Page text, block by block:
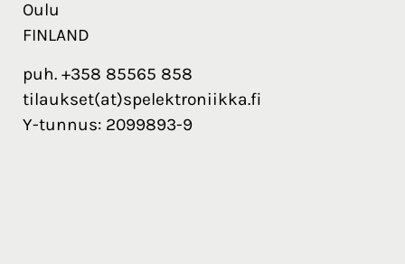
Oulu
FINLAND
puh. +358 85565 858
tilaukset(at)spelektroniikka.fi
Y-tunnus: 2099893-9